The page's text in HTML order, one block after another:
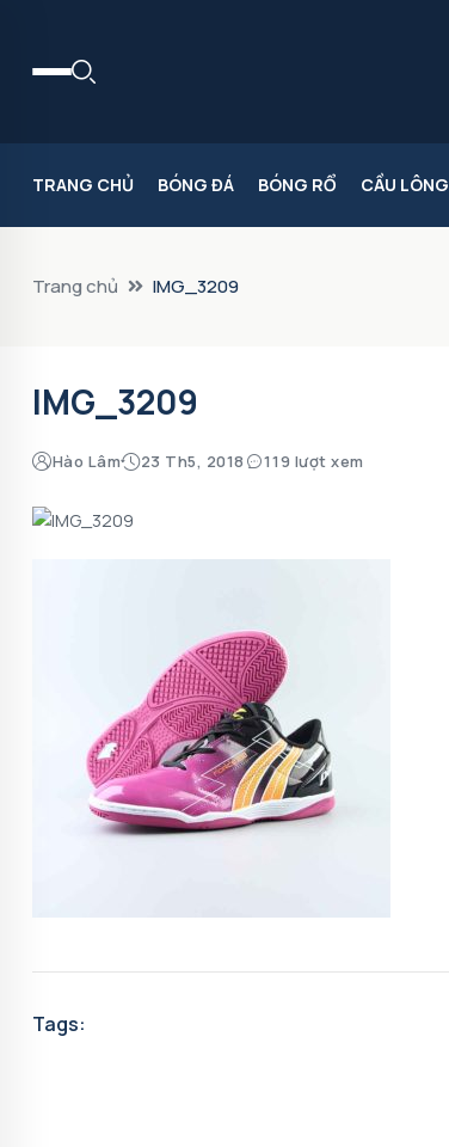
TRANG CHỦ BÓNG ĐÁ BÓNG RỔ CẦU LÔNG
Trang chủ IMG_3209
IMG_3209
Hào Lâm 23 Th5, 2018 119 lượt xem
Tags: